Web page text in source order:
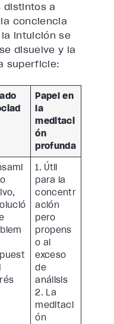
distintos a
conciencia
intuición se
disuelve y la
superficie:
Papel en
la
meditaci
ón
profunda
1. Útil
para la
concentr
ación
pero
propens
o al
exceso
de
análisis
2. La
meditaci
ón